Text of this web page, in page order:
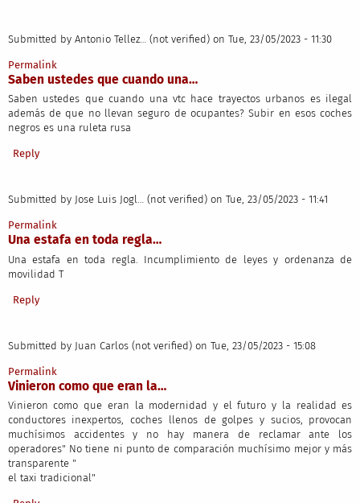
Submitted by Antonio Tellez… (not verified) on Tue, 23/05/2023 - 11:30
Permalink
Saben ustedes que cuando una…
Saben ustedes que cuando una vtc hace trayectos urbanos es ilegal
además de que no llevan seguro de ocupantes? Subir en esos coches
negros es una ruleta rusa
Reply
Submitted by Jose Luis Jogl… (not verified) on Tue, 23/05/2023 - 11:41
Permalink
Una estafa en toda regla…
Una estafa en toda regla. Incumplimiento de leyes y ordenanza de
movilidad T
Reply
Submitted by Juan Carlos (not verified) on Tue, 23/05/2023 - 15:08
Permalink
Vinieron como que eran la…
Vinieron como que eran la modernidad y el futuro y la realidad es
conductores inexpertos, coches llenos de golpes y sucios, provocan
muchísimos accidentes y no hay manera de reclamar ante los
operadores" No tiene ni punto de comparación muchísimo mejor y más
transparente "
el taxi tradicional"